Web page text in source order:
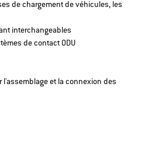
de chargement de véhicules, les
interchangeables
de contact ODU
l'assemblage et la connexion des